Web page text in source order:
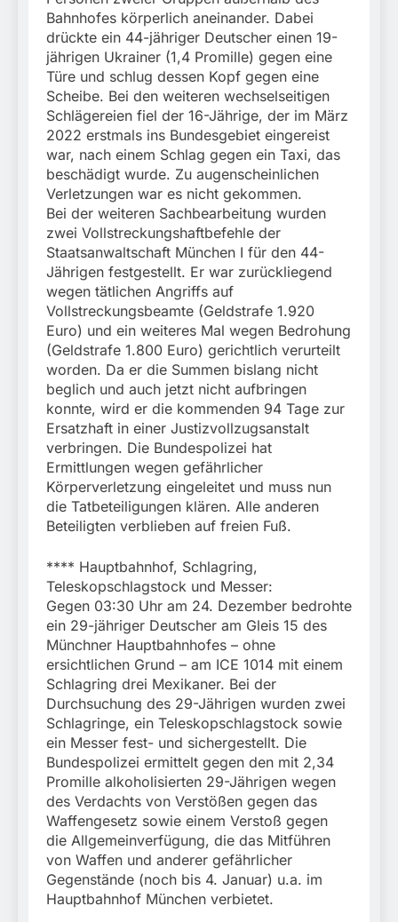
Bahnhofes körperlich aneinander. Dabei
drückte ein 44-jähriger Deutscher einen 19-
jährigen Ukrainer (1,4 Promille) gegen eine
Türe und schlug dessen Kopf gegen eine
Scheibe. Bei den weiteren wechselseitigen
Schlägereien fiel der 16-Jährige, der im März
2022 erstmals ins Bundesgebiet eingereist
war, nach einem Schlag gegen ein Taxi, das
beschädigt wurde. Zu augenscheinlichen
Verletzungen war es nicht gekommen.
Bei der weiteren Sachbearbeitung wurden
zwei Vollstreckungshaftbefehle der
Staatsanwaltschaft München I für den 44-
Jährigen festgestellt. Er war zurückliegend
wegen tätlichen Angriffs auf
Vollstreckungsbeamte (Geldstrafe 1.920
Euro) und ein weiteres Mal wegen Bedrohung
(Geldstrafe 1.800 Euro) gerichtlich verurteilt
worden. Da er die Summen bislang nicht
beglich und auch jetzt nicht aufbringen
konnte, wird er die kommenden 94 Tage zur
Ersatzhaft in einer Justizvollzugsanstalt
verbringen. Die Bundespolizei hat
Ermittlungen wegen gefährlicher
Körperverletzung eingeleitet und muss nun
die Tatbeteiligungen klären. Alle anderen
Beteiligten verblieben auf freien Fuß.
**** Hauptbahnhof, Schlagring,
Teleskopschlagstock und Messer:
Gegen 03:30 Uhr am 24. Dezember bedrohte
ein 29-jähriger Deutscher am Gleis 15 des
Münchner Hauptbahnhofes – ohne
ersichtlichen Grund – am ICE 1014 mit einem
Schlagring drei Mexikaner. Bei der
Durchsuchung des 29-Jährigen wurden zwei
Schlagringe, ein Teleskopschlagstock sowie
ein Messer fest- und sichergestellt. Die
Bundespolizei ermittelt gegen den mit 2,34
Promille alkoholisierten 29-Jährigen wegen
des Verdachts von Verstößen gegen das
Waffengesetz sowie einem Verstoß gegen
die Allgemeinverfügung, die das Mitführen
von Waffen und anderer gefährlicher
Gegenstände (noch bis 4. Januar) u.a. im
Hauptbahnhof München verbietet.